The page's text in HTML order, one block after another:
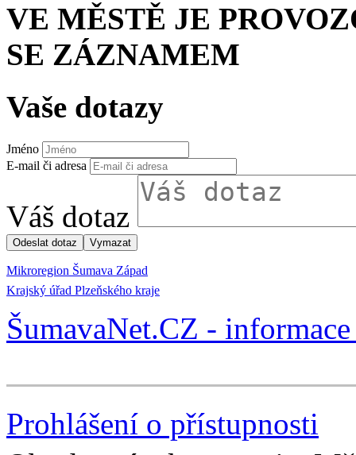
VE MĚSTĚ JE
SE ZÁZNAMEM
Vaše dotazy
Jméno
E-mail či adresa
Váš dotaz
Mikroregion Šumava Západ
Krajský úřad Plzeňského kraje
ŠumavaNet.CZ -
Prohlášení o přístupnosti